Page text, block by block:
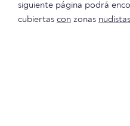
siguiente página podrá
cubiertas con zonas nudistas